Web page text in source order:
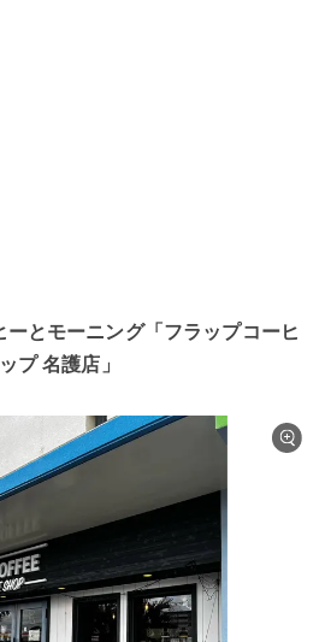
とモーニング「フラップコーヒ
プ 名護店」